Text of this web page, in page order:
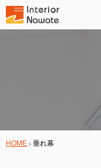
HOME 垂れ幕